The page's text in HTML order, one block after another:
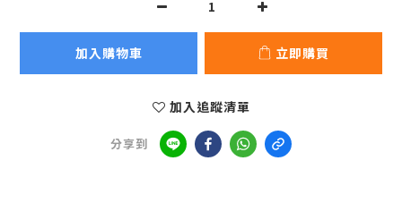
加入購物車 立即購買
加入追蹤清單
分享到